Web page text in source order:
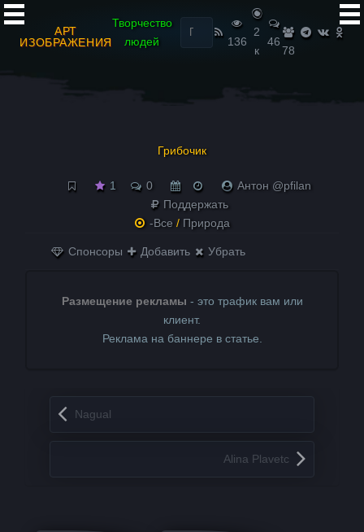
АРТ
ИЗОБРАЖЕНИЯ
Творчество
людей
Найти:
136
2
к
46
78
Грибочик
1 0
Антон @pfilan
Поддержать
-Все / Природа
Спонсоры Добавить Убрать
Размещение рекламы - это трафик вам или
клиент.
Реклама на баннере в статье.
Запись навигация
Nagual
Alina Plavetc